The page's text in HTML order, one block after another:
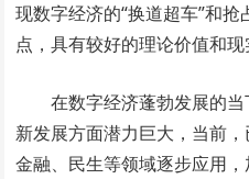
现数字经济的“换道超车”和
点，具有较好的理论价值和现
在数字经济蓬勃发展的
新发展方面潜力巨大，当前，
金融、民生等领域逐步应用